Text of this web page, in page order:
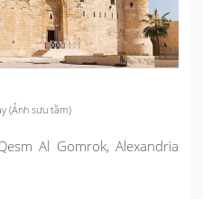
(Ảnh sưu tầm)
Al Gomrok, Alexandria